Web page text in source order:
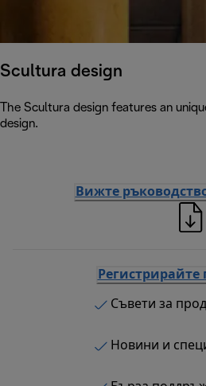
Scultura design
The Scultura design features an
design.
Вижте
Регистрирайте
Съвети за
Новини и